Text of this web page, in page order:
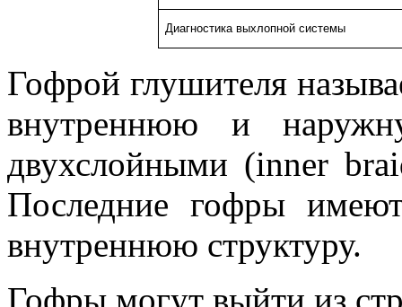
Диагностика выхлопной системы
Гофрой глушителя
внутреннюю и
двухслойными (inner
Последние гофры
внутреннюю структуру.